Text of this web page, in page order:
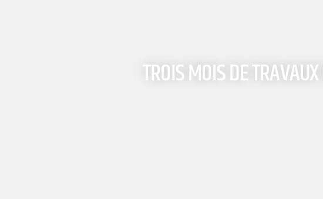
TROIS MOIS DE